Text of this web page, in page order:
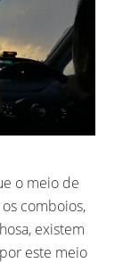
o meio de
comboios,
existem
este meio